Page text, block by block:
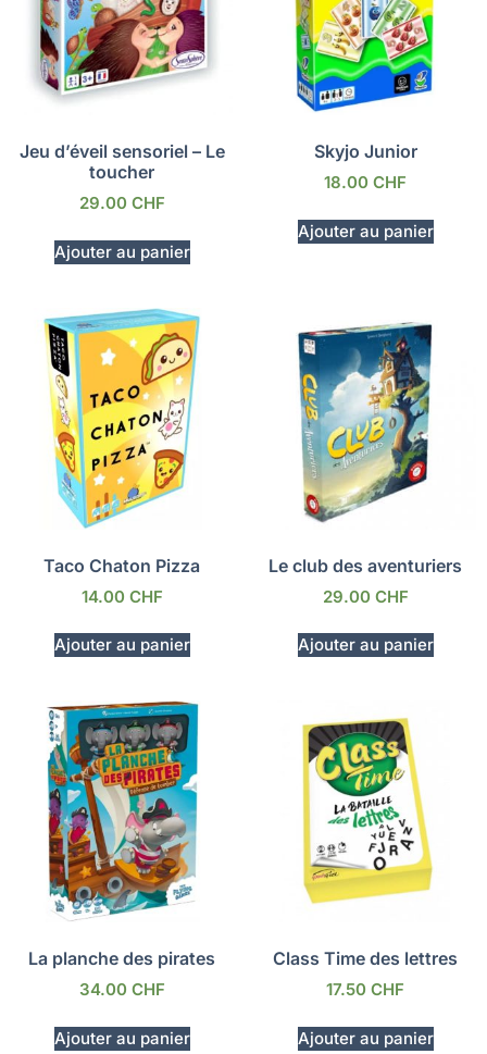
Jeu d’éveil sensoriel – Le
toucher
29.00 CHF
Ajouter au panier
Skyjo Junior
18.00 CHF
Ajouter au panier
Taco Chaton Pizza
14.00 CHF
Ajouter au panier
Le club des aventuriers
29.00 CHF
Ajouter au panier
La planche des pirates
34.00 CHF
Ajouter au panier
Class Time des lettres
17.50 CHF
Ajouter au panier